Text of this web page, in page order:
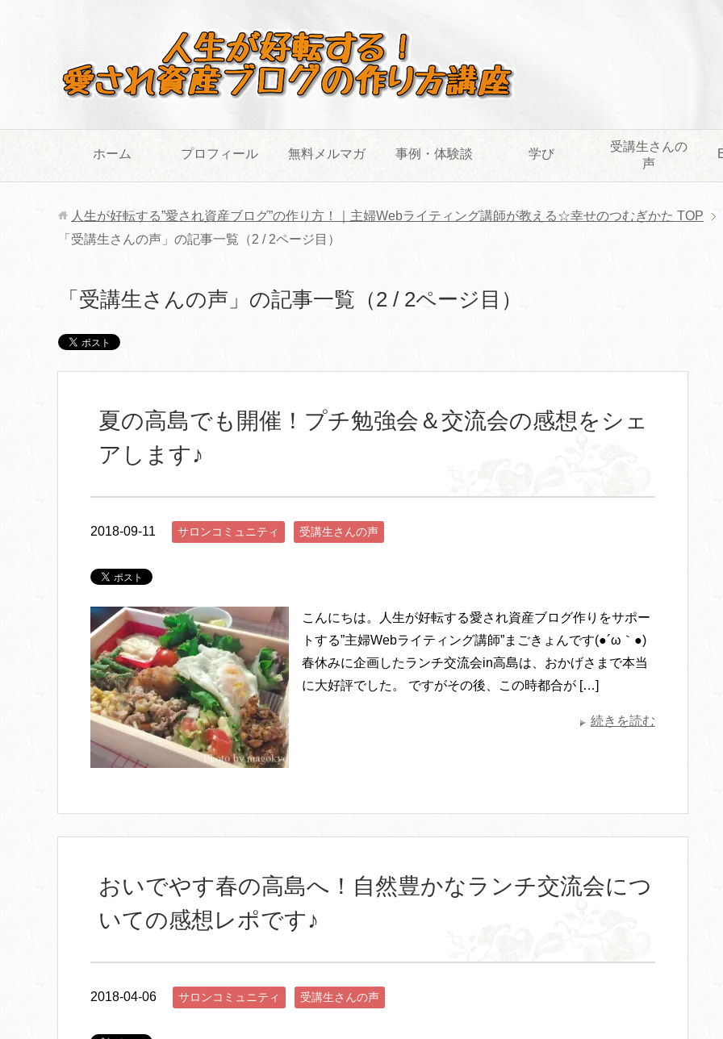
ホーム プロフィール 無料メルマガ 事例・体験談 学び
受講生さんの
声
人生が好転する”愛され資産ブログ”の作り方！｜主婦Webライティング講師が教える☆幸せのつむぎかた TOP
「受講生さんの声」の記事一覧（2 / 2ページ目）
「受講生さんの声」の記事一覧（2 / 2ページ目）
夏の高島でも開催！プチ勉強会＆交流会の感想をシェ
アします♪
2018-09-11 サロンコミュニティ 受講生さんの声
こんにちは。人生が好転する愛され資産ブログ作りをサポー
トする”主婦Webライティング講師”まごきょんです(●´ω｀●)
春休みに企画したランチ交流会in高島は、おかげさまで本当
に大好評でした。 ですがその後、この時都合が […]
続きを読む
おいでやす春の高島へ！自然豊かなランチ交流会につ
いての感想レポです♪
2018-04-06 サロンコミュニティ 受講生さんの声